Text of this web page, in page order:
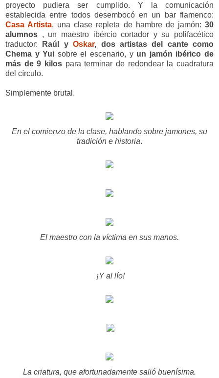
proyecto pudiera ser cumplido. Y la comunicación
establecida entre todos desembocó en un bar flamenco:
Casa Artista, una clase repleta de hambre de jamón:30
alumnos , un maestro ibércio cortador y su polifacético
traductor:
Raúl yOskar, dos artistas del cante como
Chema y Yui sobre el escenario, y un jamón ibérico de
más de 9 kilos para terminar de redondear la cuadratura
del círculo.
Simplemente brutal.
En el comienzo de la clase, hablando sobre jamones, su
tradición e historia.
El maestro con la víctima en sus manos.
¡Y al lío!
La criatura, que afortunadamente salió buenísima.